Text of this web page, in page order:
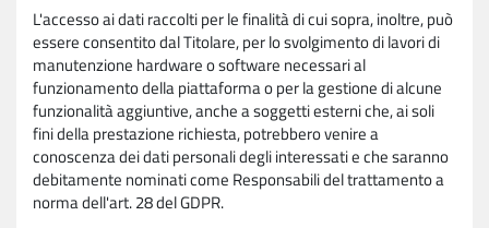
L'accesso ai dati raccolti per le finalità di cui sopra, inoltre, può
essere consentito dal Titolare, per lo svolgimento di lavori di
manutenzione hardware o software necessari al
funzionamento della piattaforma o per la gestione di alcune
funzionalità aggiuntive, anche a soggetti esterni che, ai soli
fini della prestazione richiesta, potrebbero venire a
conoscenza dei dati personali degli interessati e che saranno
debitamente nominati come Responsabili del trattamento a
norma dell'art. 28 del GDPR.